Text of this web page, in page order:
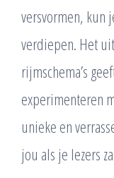
versvormen, kun
verdiepen. Het
rijmschema’s
experimenteren
unieke en
jou als je lezers